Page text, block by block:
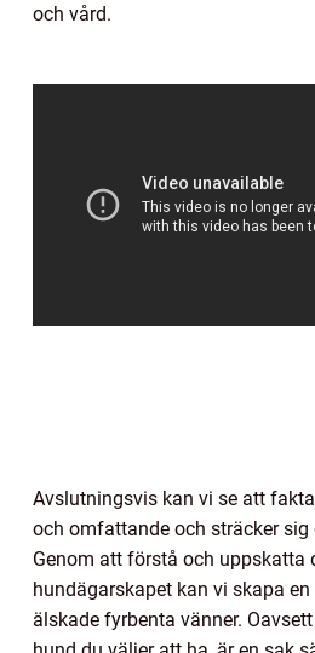
och vård.
Avslutningsvis kan vi se att
och omfattande och sträcker sig
Genom att förstå och uppskatta
hundägarskapet kan vi skapa
älskade fyrbenta vänner.